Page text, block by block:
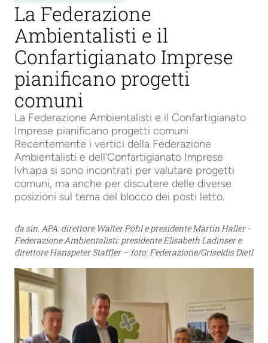
La Federazione
Ambientalisti e il
Confartigianato Imprese
pianificano progetti
comuni
La Federazione Ambientalisti e il Confartigianato
Imprese pianificano progetti comuni
Recentemente i vertici della Federazione
Ambientalisti e dell'Confartigianato Imprese
lvh.apa si sono incontrati per valutare progetti
comuni, ma anche per discutere delle diverse
posizioni sul tema del blocco dei posti letto.
da sin. APA: direttore Walter Pöhl e presidente Martin Haller -
Federazione Ambientalisti: presidente Elisabeth Ladinser e
direttore Hanspeter Staffler – foto: Federazione/Griseldis Dietl